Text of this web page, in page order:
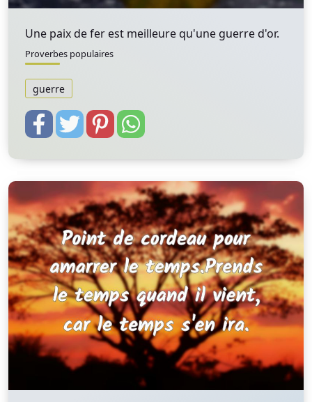
Une paix de fer est meilleure qu'une guerre d'or.
Proverbes populaires
guerre